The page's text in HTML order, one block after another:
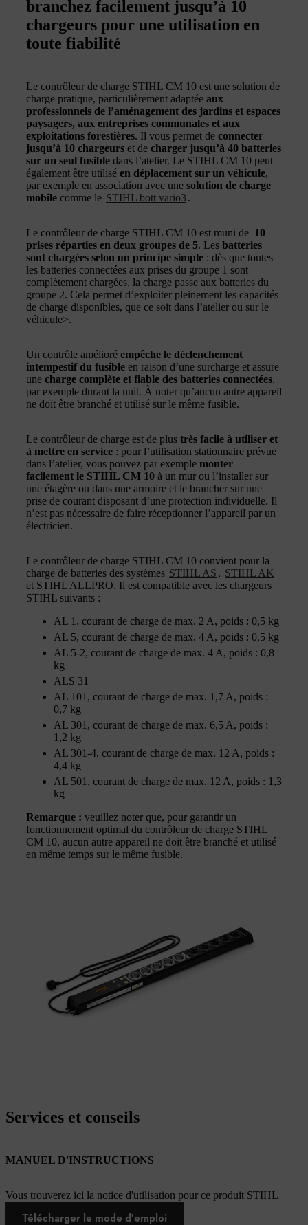
branchez facilement jusqu’à 10
chargeurs pour une utilisation en
toute fiabilité
Le contrôleur de charge STIHL CM 10 est une solution de
charge pratique, particulièrement adaptée aux
professionnels de l’aménagement des jardins et espaces
paysagers, aux entreprises communales et aux
exploitations forestières. Il vous permet de connecter
jusqu’à 10 chargeurs et de charger jusqu’à 40 batteries
sur un seul fusible dans l’atelier. Le STIHL CM 10 peut
également être utilisé en déplacement sur un véhicule,
par exemple en association avec une solution de charge
mobile comme le STIHL bott vario3 .
Le contrôleur de charge STIHL CM 10 est muni de 10
prises réparties en deux groupes de 5. Les batteries
sont chargées selon un principe simple : dès que toutes
les batteries connectées aux prises du groupe 1 sont
complètement chargées, la charge passe aux batteries du
groupe 2. Cela permet d’exploiter pleinement les capacités
de charge disponibles, que ce soit dans l’atelier ou sur le
véhicule>.
Un contrôle amélioré empêche le déclenchement
intempestif du fusible en raison d’une surcharge et assure
une charge complète et fiable des batteries connectées,
par exemple durant la nuit. À noter qu’aucun autre appareil
ne doit être branché et utilisé sur le même fusible.
Le contrôleur de charge est de plus très facile à utiliser et
à mettre en service : pour l’utilisation stationnaire prévue
dans l’atelier, vous pouvez par exemple monter
facilement le STIHL CM 10 à un mur ou l’installer sur
une étagère ou dans une armoire et le brancher sur une
prise de courant disposant d’une protection individuelle. Il
n’est pas nécessaire de faire réceptionner l’appareil par un
électricien.
Le contrôleur de charge STIHL CM 10 convient pour la
charge de batteries des systèmes STIHL AS , STIHL AK
et STIHL ALLPRO. Il est compatible avec les chargeurs
STIHL suivants :
AL 1, courant de charge de max. 2 A, poids : 0,5 kg
AL 5, courant de charge de max. 4 A, poids : 0,5 kg
AL 5-2, courant de charge de max. 4 A, poids : 0,8
kg
ALS 31
AL 101, courant de charge de max. 1,7 A, poids :
0,7 kg
AL 301, courant de charge de max. 6,5 A, poids :
1,2 kg
AL 301-4, courant de charge de max. 12 A, poids :
4,4 kg
AL 501, courant de charge de max. 12 A, poids : 1,3
kg
Remarque : veuillez noter que, pour garantir un
fonctionnement optimal du contrôleur de charge STIHL
CM 10, aucun autre appareil ne doit être branché et utilisé
en même temps sur le même fusible.
Services et conseils
MANUEL D'INSTRUCTIONS
Vous trouverez ici la notice d'utilisation pour ce produit STIHL
Télécharger le mode d'emploi